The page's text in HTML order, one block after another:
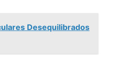
Desequilibrados